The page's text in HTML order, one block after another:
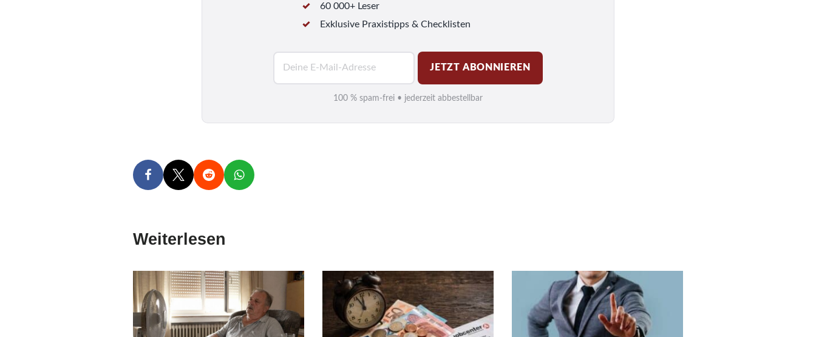
60 000+ Leser
Exklusive Praxistipps & Checklisten
i
JETZT ABONNIEREN
100 % spam-frei • jederzeit abbestellbar
Weiterlesen